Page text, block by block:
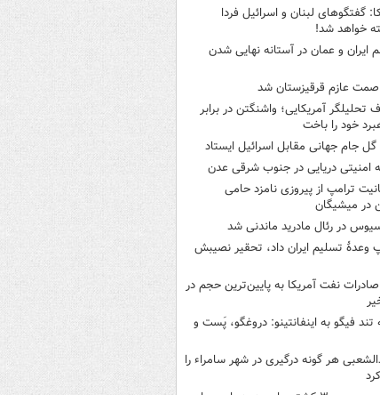
گفتگوهای لبنان و اسرائیل فردا
خواهد شد!
ایران و عمان در آستانه نهایی شدن
صمت عازم قرقیزستان شد
تحلیلگر آمریکایی؛ واشنگتن در برابر
خود را باخت
گل جام جهانی مقابل اسرائیل ایستاد
امنیتی دریایی در جنوب شرقی عدن
ترامپ از پیروزی نامزد حامی
در میشیگان
در رئال مادرید ماندنی شد
وعدۀ تسلیم ایران داد، تحقیر نصیبش
نفت آمریکا به پایین‌ترین حجم در
تند فیگو به اینفانتینو: دروغگو، پَست‌ و
هر گونه درگیری در شهر سامراء را